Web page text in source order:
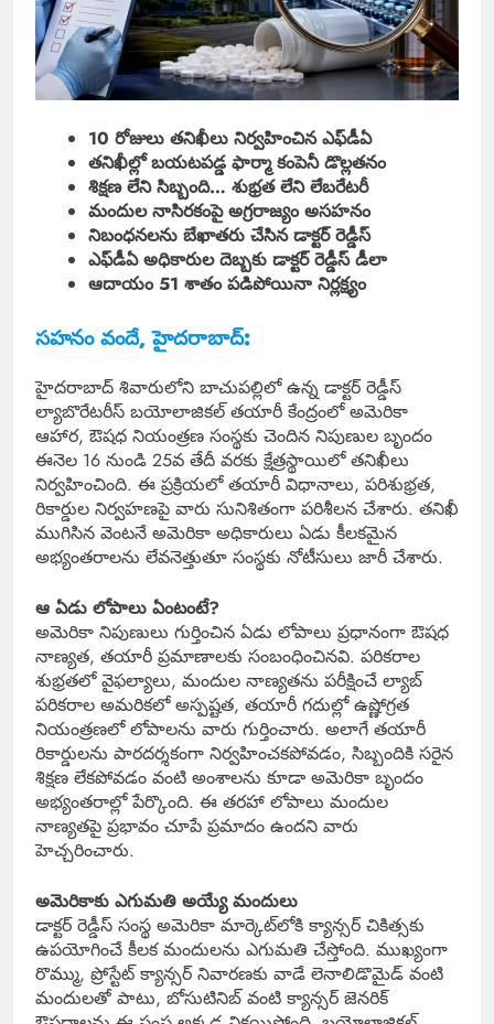
10 రోజులు తనిఖీలు నిర్వహించిన ఎఫ్‌డీఏ
తనిఖీల్లో బయటపడ్డ ఫార్మా కంపెనీ డొల్లతనం
శిక్షణ లేని సిబ్బంది… శుభ్రత లేని లేబరేటరీ
మందుల నాసిరకంపై అగ్రరాజ్యం అసహనం
నిబంధనలను బేఖాతరు చేసిన డాక్టర్ రెడ్డీస్
ఎఫ్‌డీఏ అధికారుల దెబ్బకు డాక్టర్ రెడ్డీస్ డీలా
ఆదాయం 51 శాతం పడిపోయినా నిర్లక్ష్యం
సహనం వందే, హైదరాబాద్:
హైదరాబాద్ శివారులోని బాచుపల్లిలో ఉన్న డాక్టర్ రెడ్డీస్
ల్యాబొరేటరీస్ బయోలాజికల్ తయారీ కేంద్రంలో అమెరికా
ఆహార, ఔషధ నియంత్రణ సంస్థకు చెందిన నిపుణుల బృందం
ఈనెల 16 నుండి 25వ తేదీ వరకు క్షేత్రస్థాయిలో తనిఖీలు
నిర్వహించింది. ఈ ప్రక్రియలో తయారీ విధానాలు, పరిశుభ్రత,
రికార్డుల నిర్వహణపై వారు సునిశితంగా పరిశీలన చేశారు. తనిఖీ
ముగిసిన వెంటనే అమెరికా అధికారులు ఏడు కీలకమైన
అభ్యంతరాలను లేవనెత్తుతూ సంస్థకు నోటీసులు జారీ చేశారు.
ఆ ఏడు లోపాలు ఏంటంటే?
అమెరికా నిపుణులు గుర్తించిన ఏడు లోపాలు ప్రధానంగా ఔషధ
నాణ్యత, తయారీ ప్రమాణాలకు సంబంధించినవి. పరికరాల
శుభ్రతలో వైఫల్యాలు, మందుల నాణ్యతను పరీక్షించే ల్యాబ్
పరికరాల అమరికలో అస్పష్టత, తయారీ గదుల్లో ఉష్ణోగ్రత
నియంత్రణలో లోపాలను వారు గుర్తించారు. అలాగే తయారీ
రికార్డులను పారదర్శకంగా నిర్వహించకపోవడం, సిబ్బందికి సరైన
శిక్షణ లేకపోవడం వంటి అంశాలను కూడా అమెరికా బృందం
అభ్యంతరాల్లో పేర్కొంది. ఈ తరహా లోపాలు మందుల
నాణ్యతపై ప్రభావం చూపే ప్రమాదం ఉందని వారు
హెచ్చరించారు.
అమెరికాకు ఎగుమతి అయ్యే మందులు
డాక్టర్ రెడ్డీస్ సంస్థ అమెరికా మార్కెట్‌లోకి క్యాన్సర్ చికిత్సకు
ఉపయోగించే కీలక మందులను ఎగుమతి చేస్తోంది. ముఖ్యంగా
రొమ్ము, ప్రోస్టేట్ క్యాన్సర్ నివారణకు వాడే లెనాలిడొమైడ్ వంటి
మందులతో పాటు, బోసుటినిబ్ వంటి క్యాన్సర్ జెనరిక్